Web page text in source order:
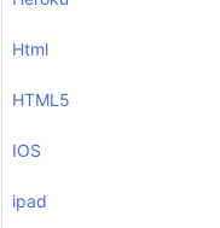
Html
HTML5
IOS
ipad